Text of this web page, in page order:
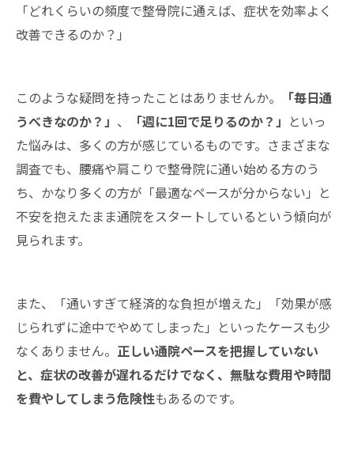
「どれくらいの頻度で整骨院に通えば、症状を効率よく
改善できるのか？」
このような疑問を持ったことはありませんか。
「毎日通
うべきなのか？」 、 「週に1回で足りるのか？」 といっ
た悩みは、多くの方が感じているものです。さまざまな
調査でも、腰痛や肩こりで整骨院に通い始める方のう
ち、かなり多くの方が「最適なペースが分からない」と
不安を抱えたまま通院をスタートしているという傾向が
見られます。
また、「通いすぎて経済的な負担が増えた」「効果が感
じられずに途中でやめてしまった」といったケースも少
なくありません。 正しい通院ペースを把握していない
と、症状の改善が遅れるだけでなく、無駄な費用や時間
を費やしてしまう危険性もあるのです。